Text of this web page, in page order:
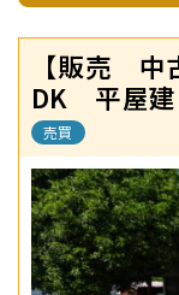
【販売 中
DK 平屋
売買